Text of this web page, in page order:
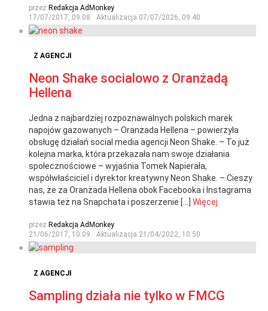
przez Redakcja AdMonkey
17/07/2017, 09:08
Aktualizacja 07/07/2026, 09:40
Z AGENCJI
Neon Shake socialowo z Oranżadą
Hellena
Jedna z najbardziej rozpoznawalnych polskich marek
napojów gazowanych – Oranżada Hellena – powierzyła
obsługę działań social media agencji Neon Shake. – To już
kolejna marka, która przekazała nam swoje działania
społecznościowe – wyjaśnia Tomek Napierała,
współwłaściciel i dyrektor kreatywny Neon Shake. – Cieszy
nas, że za Oranżada Hellena obok Facebooka i Instagrama
stawia też na Snapchata i poszerzenie […] Więcej
przez Redakcja AdMonkey
21/06/2017, 10:09
Aktualizacja 21/04/2022, 10:50
Z AGENCJI
Sampling działa nie tylko w FMCG